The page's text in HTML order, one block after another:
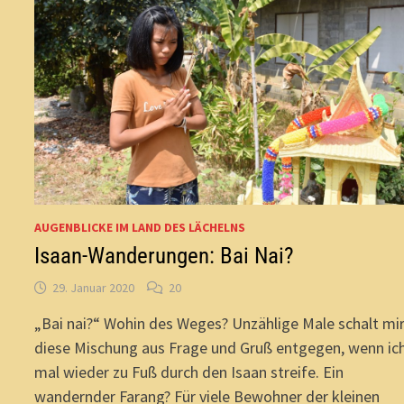
AUGENBLICKE IM LAND DES LÄCHELNS
Isaan-Wanderungen: Bai Nai?
29. Januar 2020 20
„Bai nai?“ Wohin des Weges? Unzählige Male schalt
diese Mischung aus Frage und Gruß entgegen, wenn
mal wieder zu Fuß durch den Isaan streife. Ein
wandernder Farang? Für viele Bewohner der kleinen